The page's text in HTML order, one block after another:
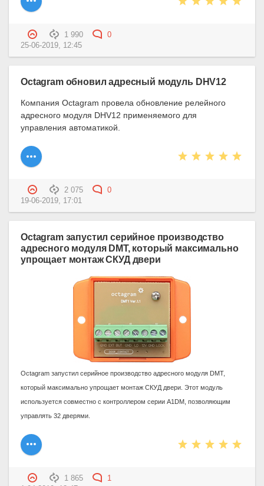
1 990
0
25-06-2019, 12:45
Octagram обновил адресный модуль DHV12
Компания Octagram провела обновление релейного
адресного модуля DHV12 применяемого для
управления автоматикой.
2 075
0
19-06-2019, 17:01
Octagram запустил серийное производство
адресного модуля DMТ, который максимально
упрощает монтаж СКУД двери
Octagram запустил серийное производство адресного модуля DMТ,
который максимально упрощает монтаж СКУД двери. Этот модуль
используется совместно с контроллером серии A1DM, позволяющим
управлять 32 дверями.
1 865
1